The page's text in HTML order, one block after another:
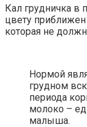
Кал грудничка в
цвету приближен
которая не
Нормой
грудном
периода
молоко –
малыша.